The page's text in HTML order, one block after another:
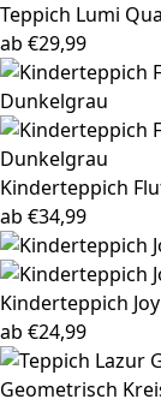
Teppich Lumi
ab €29,99
Kinderteppich
ab €34,99
Kinderteppich Joy
ab €24,99